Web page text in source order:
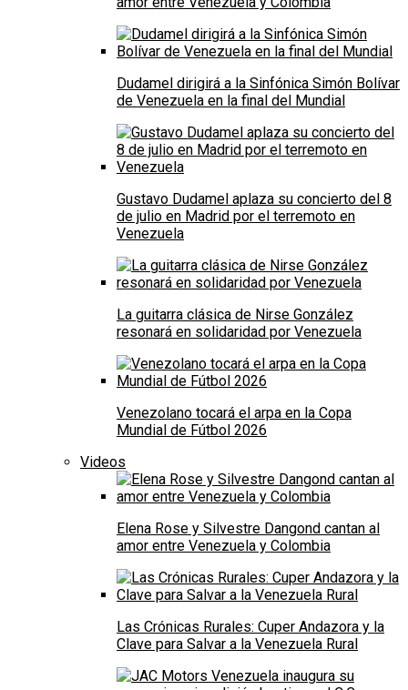
Dudamel dirigirá a la Sinfónica Simón Bolívar
de Venezuela en la final del Mundial
Gustavo Dudamel aplaza su concierto del 8
de julio en Madrid por el terremoto en
Venezuela
La guitarra clásica de Nirse González
resonará en solidaridad por Venezuela
Venezolano tocará el arpa en la Copa
Mundial de Fútbol 2026
Videos
Elena Rose y Silvestre Dangond cantan al
amor entre Venezuela y Colombia
Las Crónicas Rurales: Cuper Andazora y la
Clave para Salvar a la Venezuela Rural